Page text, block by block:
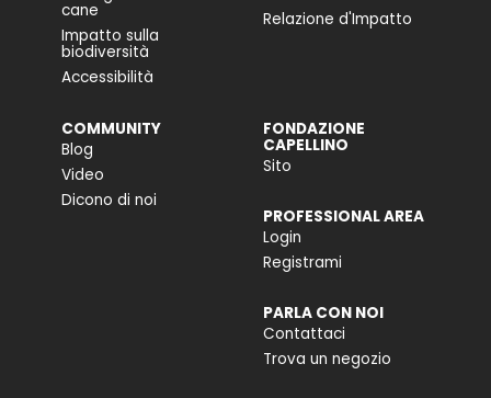
cane
Impatto sulla
biodiversità
Accessibilità
Relazione d'Impatto
COMMUNITY
Blog
Video
Dicono di noi
FONDAZIONE
CAPELLINO
Sito
PROFESSIONAL AREA
Login
Registrami
PARLA CON NOI
Contattaci
Trova un negozio